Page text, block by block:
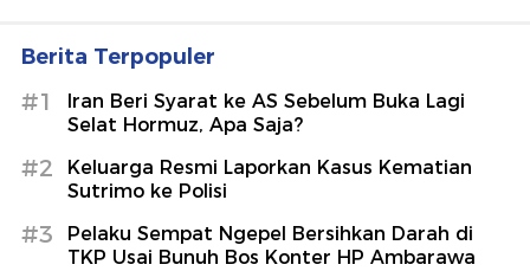
Berita Terpopuler
#1
Iran Beri Syarat ke AS Sebelum Buka Lagi
Selat Hormuz, Apa Saja?
#2
Keluarga Resmi Laporkan Kasus Kematian
Sutrimo ke Polisi
#3
Pelaku Sempat Ngepel Bersihkan Darah di
TKP Usai Bunuh Bos Konter HP Ambarawa